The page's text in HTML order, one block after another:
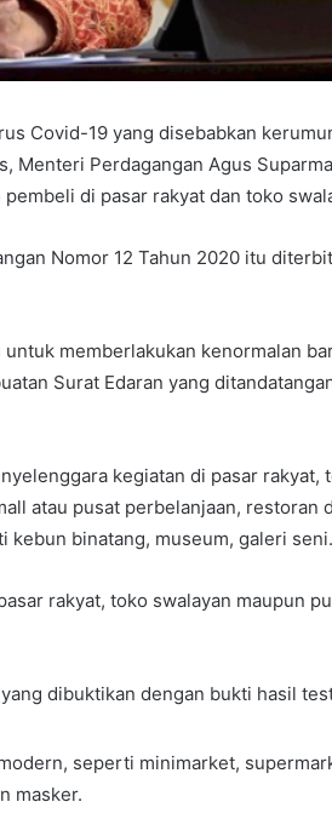
Covid-19 yang disebabkan
Menteri Perdagangan Agus
di pasar rakyat dan toko
Nomor 12 Tahun 2020 itu
memberlakukan kenormalan
Surat Edaran yang
kegiatan di pasar rakyat,
atau pusat perbelanjaan, restoran
binatang, museum, galeri seni.
rakyat, toko swalayan maupun
dibuktikan dengan bukti hasil
seperti minimarket,
masker.